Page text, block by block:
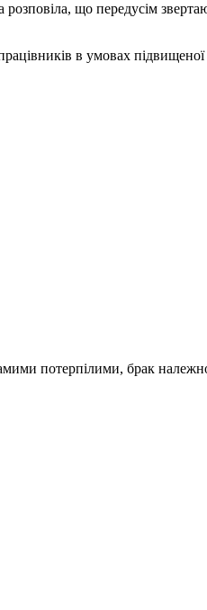
що передусім
в умовах
потерпілими, брак